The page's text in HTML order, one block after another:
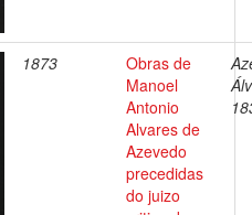
1873
Obras de
Manoel
Antonio
Alvares de
Azevedo
precedidas
do juizo